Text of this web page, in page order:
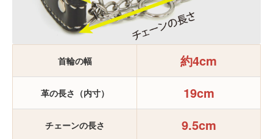
首輪の幅 約4cm
革の長さ（内寸） 19cm
チェーンの長さ 9.5cm